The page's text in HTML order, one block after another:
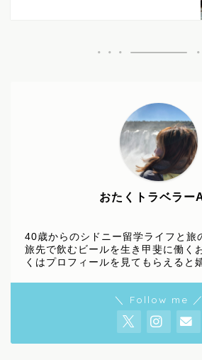
おたくトラベラー
40歳からのシドニー留学ライフと旅
旅先で飲むビールを生き甲斐に働く
くはプロフィールを見てもらえると
＼ Follow me ／